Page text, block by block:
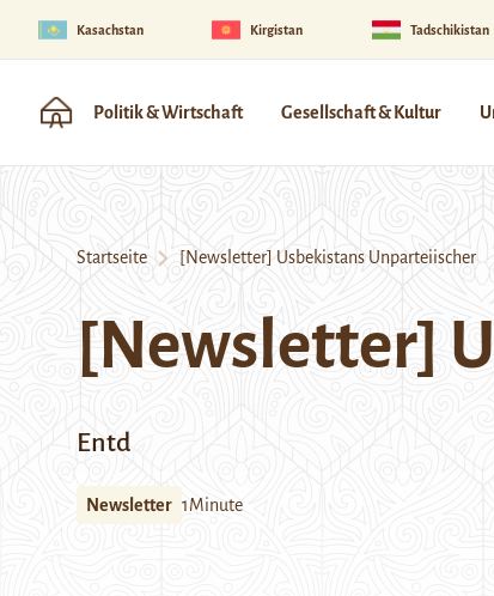
Kasachstan Kirgistan Tadschikistan
Politik & Wirtschaft Gesellschaft & Kultur
Startseite [Newsletter] Usbekistans Unparteiischer
[Newsletter]
Entd
Newsletter 1Minute